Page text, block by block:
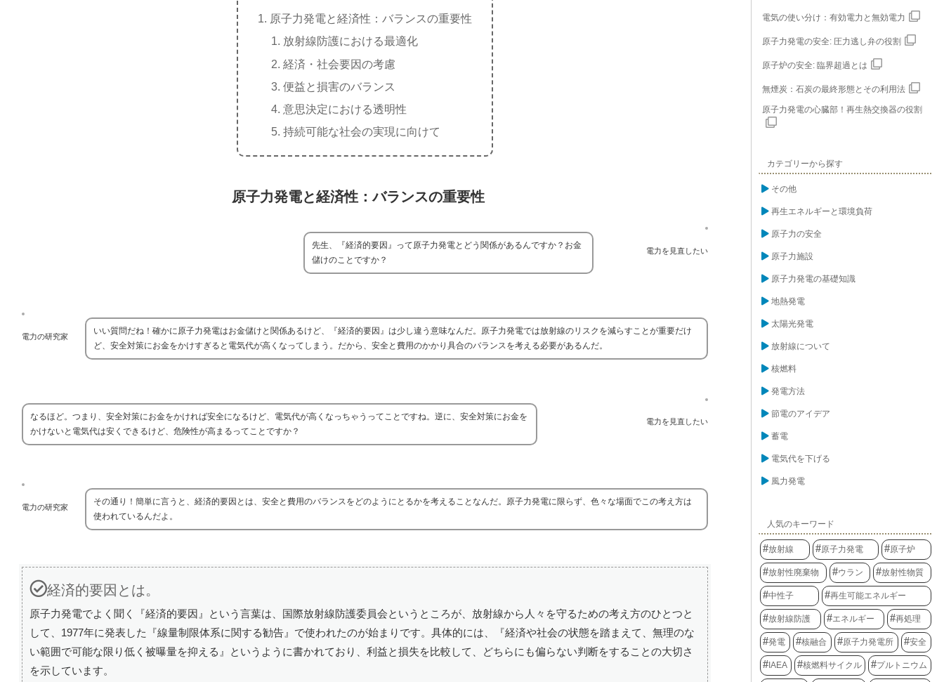
原子力発電と経済性：バランスの重要性
放射線防護における最適化
経済・社会要因の考慮
便益と損害のバランス
意思決定における透明性
持続可能な社会の実現に向けて
原子力発電と経済性：バランスの重要性
電力を見直したい
先生、『経済的要因』って原子力発電とどう関係があるんですか？お金
儲けのことですか？
電力の研究家
いい質問だね！確かに原子力発電はお金儲けと関係あるけど、『経済的要因』は少し違う意味なんだ。原子力発電では放射線のリスクを減らすことが重要だけ
ど、安全対策にお金をかけすぎると電気代が高くなってしまう。だから、安全と費用のかかり具合のバランスを考える必要があるんだ。
電力を見直したい
なるほど。つまり、安全対策にお金をかければ安全になるけど、電気代が高くなっちゃうってことですね。逆に、安全対策にお金を
かけないと電気代は安くできるけど、危険性が高まるってことですか？
電力の研究家
その通り！簡単に言うと、経済的要因とは、安全と費用のバランスをどのようにとるかを考えることなんだ。原子力発電に限らず、色々な場面でこの考え方は
使われているんだよ。
経済的要因とは。
原子力発電でよく聞く『経済的要因』という言葉は、国際放射線防護委員会というところが、放射線から人々を守るための考え方のひとつと
して、1977年に発表した『線量制限体系に関する勧告』で使われたのが始まりです。具体的には、『経済や社会の状態を踏まえて、無理のな
い範囲で可能な限り低く被曝量を抑える』というように書かれており、利益と損失を比較して、どちらにも偏らない判断をすることの大切さ
を示しています。
電気の使い分け：有効電力と無効電力
原子力発電の安全: 圧力逃し弁の役割
原子炉の安全: 臨界超過とは
無煙炭：石炭の最終形態とその利用法
原子力発電の心臓部！再生熱交換器の役割
カテゴリーから探す
その他
再生エネルギーと環境負荷
原子力の安全
原子力施設
原子力発電の基礎知識
地熱発電
太陽光発電
放射線について
核燃料
発電方法
節電のアイデア
蓄電
電気代を下げる
風力発電
人気のキーワード
放射線 原子力発電 原子炉
放射性廃棄物 ウラン 放射性物質
中性子 再生可能エネルギー
放射線防護 エネルギー 再処理
発電 核融合 原子力発電所 安全
IAEA 核燃料サイクル プルトニウム